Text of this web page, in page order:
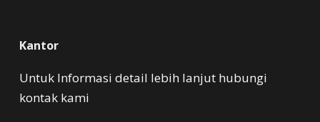
Kantor
Untuk Informasi detail lebih lanjut hubungi
kontak kami